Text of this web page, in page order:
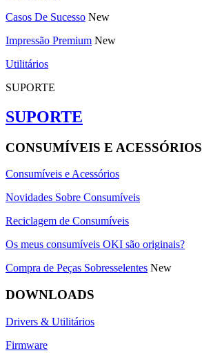
Casos De Sucesso New
Impressão Premium New
Utilitários
SUPORTE
SUPORTE
CONSUMÍVEIS E ACESSÓRIOS
Consumíveis e Acessórios
Novidades Sobre Consumíveis
Reciclagem de Consumíveis
Os meus consumíveis OKI são originais?
Compra de Peças Sobresselentes New
DOWNLOADS
Drivers & Utilitários
Firmware